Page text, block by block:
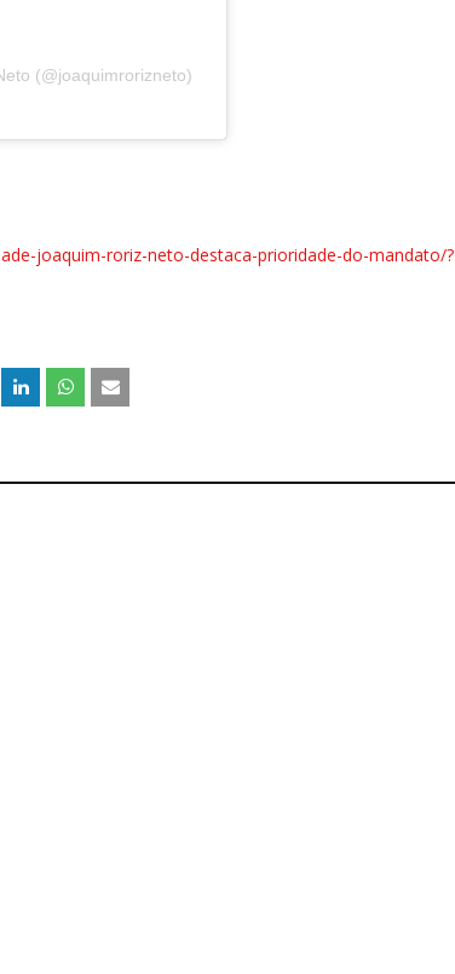
(@joaquimrorizneto)
joaquim-roriz-neto-destaca-prioridade-do-mandato/?